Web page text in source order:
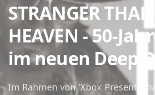
STRANGER THAN
HEAVEN - 50-
im neuen Deep
Im Rahmen von 'Xbox Presents'